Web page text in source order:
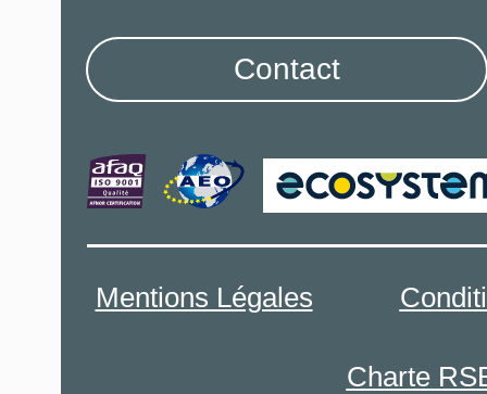
Mentions Légales
Charte
Contact